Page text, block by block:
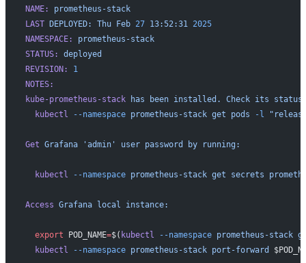
NAME:
prometheus-stack
LAST DEPLOYED: Thu Feb 27 13:52:31 2025
NAMESPACE:
prometheus-stack
STATUS:
deployed
REVISION:
1
NOTES:
kube-prometheus-stack has been installed. Check its status
  kubectl
--namespace prometheus-stack get pods -l
Get Grafana 'admin' user password by running:
  kubectl
--namespace prometheus-stack get secrets
Access Grafana local instance:
  export
POD_NAME=$( kubectl --namespace prometheus-stack
  kubectl
--namespace prometheus-stack port-forward